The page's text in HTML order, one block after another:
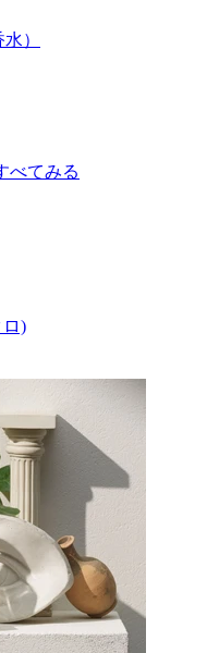
）
べてみる
ロ)